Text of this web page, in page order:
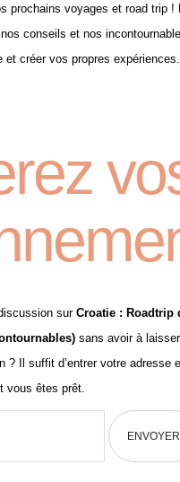
prochains voyages et road trip !
conseils et nos
et créer vos propres expériences.
sur Croatie : Roadtrip
sans avoir à
? Il suffit d’entrer votre adresse
vous êtes prêt.